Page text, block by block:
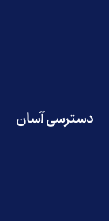
دسترسی آسان